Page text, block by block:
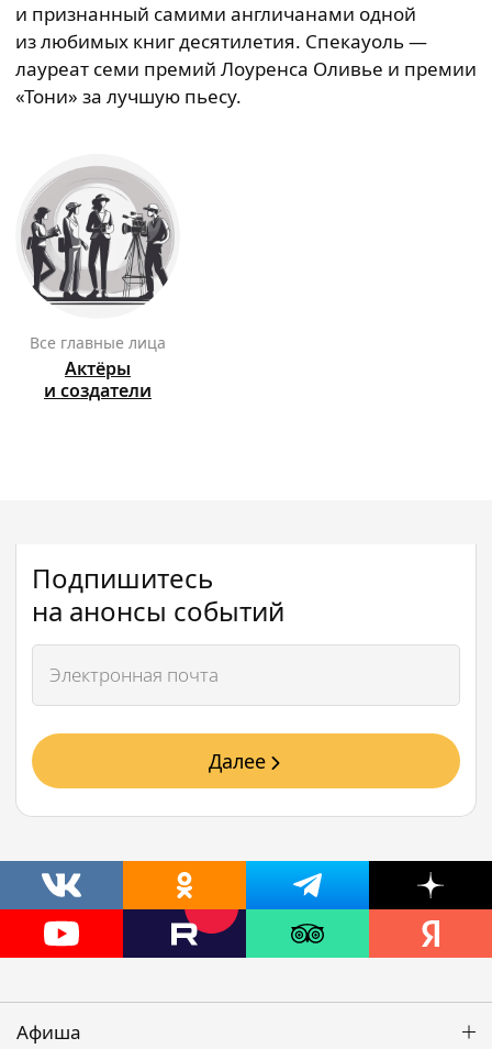
и признанный самими англичанами одной
из любимых книг десятилетия. Спекауоль —
лауреат семи премий Лоуренса Оливье и премии
«Тони» за лучшую пьесу.
Все главные лица
Актёры
и создатели
Подпишитесь
на анонсы событий
Далее
Афиша